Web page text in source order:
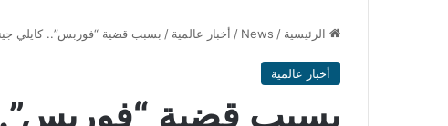
الرئيسية /
News
/ أخبار عالمية / بسبب قضية “فوربس”.. كايلي
أخبار عالمية
بسبب قضية “فوربس”..